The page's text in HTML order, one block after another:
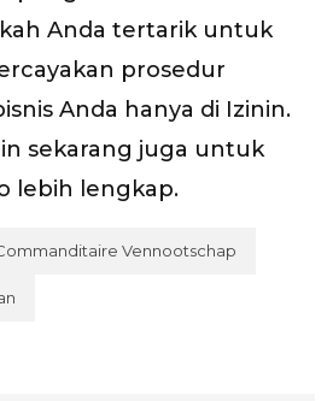
Anda tertarik untuk
prosedur
Anda hanya di Izinin.
sekarang juga untuk
lebih lengkap.
Vennootschap